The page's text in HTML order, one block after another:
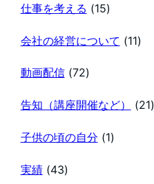
仕事を考える (15)
会社の経営について (11)
動画配信(72)
告知（講座開催など） (21)
子供の頃の自分 (1)
実績(43)